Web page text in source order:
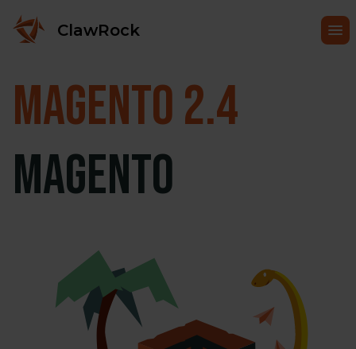
ClawRock
Magento2.4
Magento